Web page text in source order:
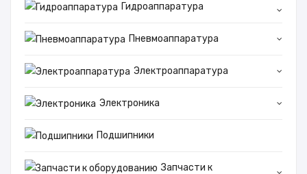
Гидроаппаратура
Пневмоаппаратура
Электроаппаратура
Электроника
Подшипники
Запчасти к